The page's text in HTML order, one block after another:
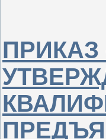
ПРИКАЗ